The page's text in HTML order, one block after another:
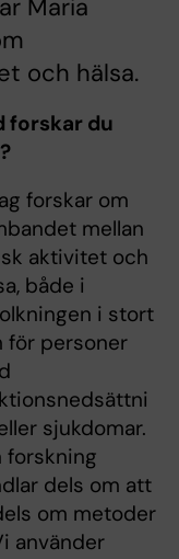
Maria
och hälsa.
forskar du
forskar om
mellan
aktivitet och
både i
i stort
för personer
sjukdomar.
forskning
dels om att
om metoder
använder